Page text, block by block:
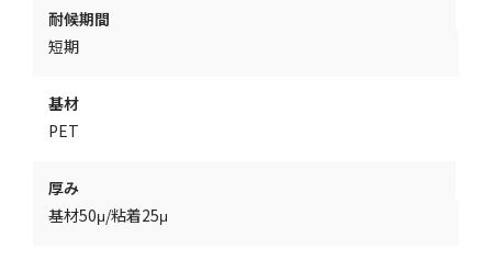
耐候期間
短期
基材
PET
厚み
基材50μ/粘着25μ